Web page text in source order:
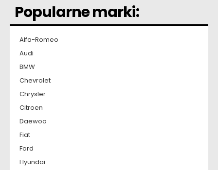
Popularne marki:
Alfa-Romeo
Audi
BMW
Chevrolet
Chrysler
Citroen
Daewoo
Fiat
Ford
Hyundai